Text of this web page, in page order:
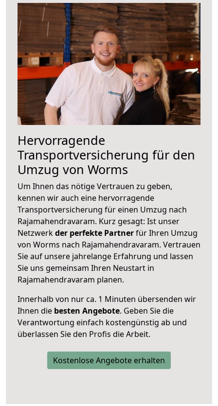
Hervorragende
Transportversicherung für den
Umzug von Worms
Um Ihnen das nötige Vertrauen zu geben,
kennen wir auch eine hervorragende
Transportversicherung für einen Umzug nach
Rajamahendravaram. Kurz gesagt: Ist unser
Netzwerkder perfekte Partnerfür Ihren Umzug
von Worms nach Rajamahendravaram. Vertrauen
Sie auf unsere jahrelange Erfahrung und lassen
Sie uns gemeinsam Ihren Neustart in
Rajamahendravaram planen.
Innerhalb von nur ca. 1 Minuten übersenden wir
Ihnen die besten Angebote. Geben Sie die
Verantwortung einfach kostengünstig ab und
überlassen Sie den Profis die Arbeit.
Kostenlose Angebote erhalten